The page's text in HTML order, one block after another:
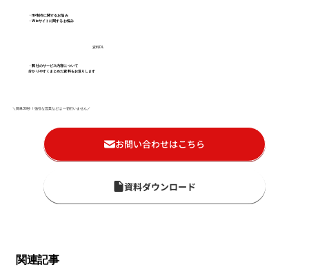
・HP制作に関するお悩み
・Wixサイトに関するお悩み
資料DL
・弊社のサービス内容について
分かりやすくまとめた資料をお送りします
＼簡単30秒！強引な営業などは一切行いません／
お問い合わせはこちら
資料ダウンロード
関連記事